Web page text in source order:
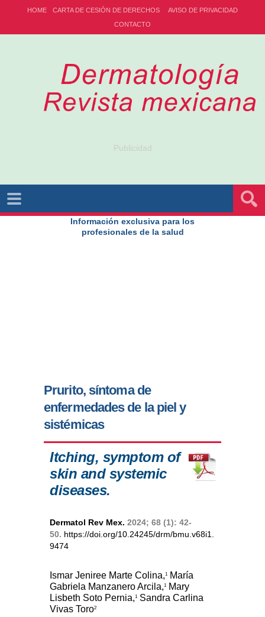
HOME CARTA DE CESIÓN DE DERECHOS
AVISO DE PRIVACIDAD
CONTACTO
Publicidad
Información exclusiva para los
profesionales de la salud
Prurito, síntoma de
enfermedades de la piel y
sistémicas
Itching, symptom of
skin and systemic
diseases.
Dermatol Rev Mex. 2024; 68 (1): 42-
50. https://doi.org/10.24245/drm/bmu.v68i1.
9474
Ismar Jeniree Marte Colina,1
María
Gabriela Manzanero Arcila,1
Mary
Lisbeth Soto Pernia,1
Sandra Carlina
Vivas Toro2